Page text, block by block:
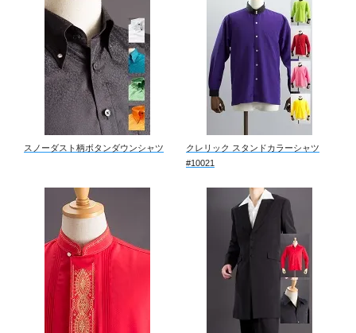
スノーダスト柄ボタンダウンシャツ
クレリック スタンドカラーシャツ
#10021